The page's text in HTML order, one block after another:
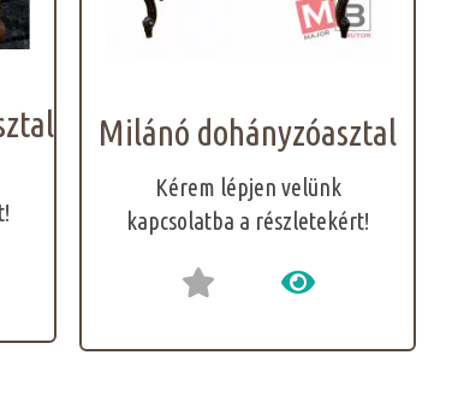
Milánó dohányzóasztal
Kérem lépjen velünk
kapcsolatba a részletekért!